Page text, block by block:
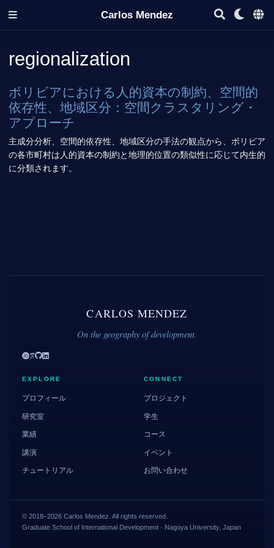
Carlos Mendez
regionalization
ボリビアにおける人的資本の制約、空間的
依存性、地域区分：空間クラスタリング・
アプローチ
主成分分析、空間的依存性、地域区分の手法の観点から、ボリビア
の各市町村は人的資本の制約と地理的位置の類似性に応じて内生的
に分類されます。
CARLOS MENDEZ
On the geography of development.
EXPLORE
プロフィール
研究室
業績
講演
チュートリアル
CONNECT
プロジェクト
学生
コース
イベント
お問い合わせ
© 2018–2026 Carlos Mendez. All rights reserved.
Graduate School of International Development · Nagoya University, Japan